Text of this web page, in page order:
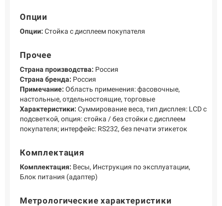
Опции
Опции: Стойка с дисплеем покупателя
Прочее
Страна производства: Россия
Страна бренда: Россия
Примечание: Область применения: фасовочные,
настольные, отдельностоящие, торговые
Характеристики: Суммирование веса, тип дисплея: LCD с
подсветкой, опция: стойка / без стойки с дисплеем
покупателя; интерфейс: RS232, без печати этикеток
Комплектация
Комплектация: Весы, Инструкция по эксплуатации,
Блок питания (адаптер)
Метрологические характеристики